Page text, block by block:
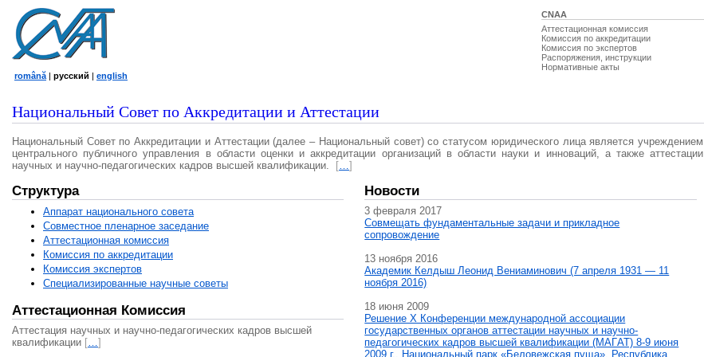
CNAA
Аттестационная комиссия
Комиссия по аккредитации
Комиссия по экспертов
Распоряжения, инструкции
Нормативные акты
română | русский | english
Национальный Совет по Аккредитации и Аттестации
Национальный Совет по Аккредитации и Аттестации (далее – Национальный совет) со статусом юридического лица является учреждением
центрального публичного управления в области оценки и аккредитации организаций в области науки и инноваций, а также аттестации
научных и научно-педагогических кадров высшей квалификации.
[…]
Структура
Аппарат национального совета
Совместное пленарное заседание
Аттестационная комисcия
Комиссия по аккредитации
Комиссия экспертов
Специализированные научные советы
Аттестационная Комиссия
Аттестация научных и научно-педагогических кадров высшей
квалификации […]
Новости
3 февраля 2017
Совмещать фундаментальные задачи и прикладное
сопровождение
13 ноября 2016
Академик Келдыш Леонид Вениаминович (7 апреля 1931 — 11
ноября 2016)
18 июня 2009
Решение X Конференции международной ассоциации
государственных органов аттестации научных и научно-
педагогических кадров высшей квалификации (МАГAT) 8-9 июня
2009 г., Национальный парк «Беловежская пуща», Республика